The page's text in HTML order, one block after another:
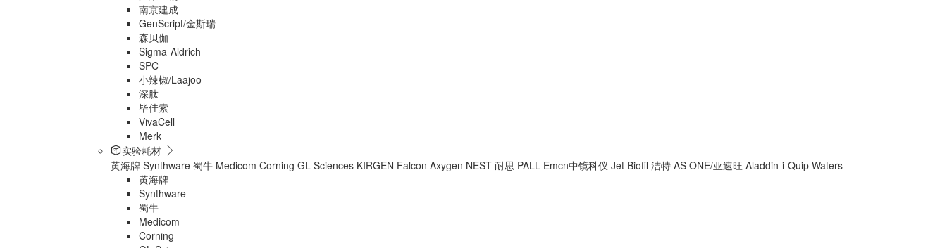
南京建成
GenScript/金斯瑞
森贝伽
Sigma-Aldrich
SPC
小辣椒/Laajoo
深肽
毕佳索
VivaCell
Merk
实验耗材
黄海牌 Synthware 蜀牛 Medicom Corning GL Sciences KIRGEN Falcon Axygen NEST 耐思 PALL Emcn中镜科仪 Jet Biofil 洁特 AS ONE/亚速旺 Aladdin-i-Quip Waters
黄海牌
Synthware
蜀牛
Medicom
Corning